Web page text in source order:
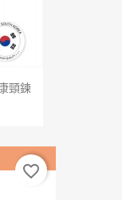
頸鍊
favorite_border